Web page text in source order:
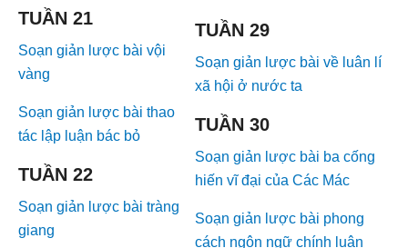
TUẦN 21
Soạn giản lược bài vội
vàng
Soạn giản lược bài thao
tác lập luận bác bỏ
TUẦN 22
Soạn giản lược bài tràng
giang
TUẦN 29
Soạn giản lược bài về luân lí
xã hội ở nước ta
TUẦN 30
Soạn giản lược bài ba cống
hiến vĩ đại của Các Mác
Soạn giản lược bài phong
cách ngôn ngữ chính luận